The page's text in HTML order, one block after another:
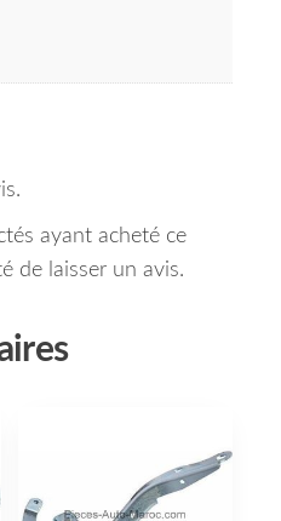
ayant acheté ce
de laisser un avis.